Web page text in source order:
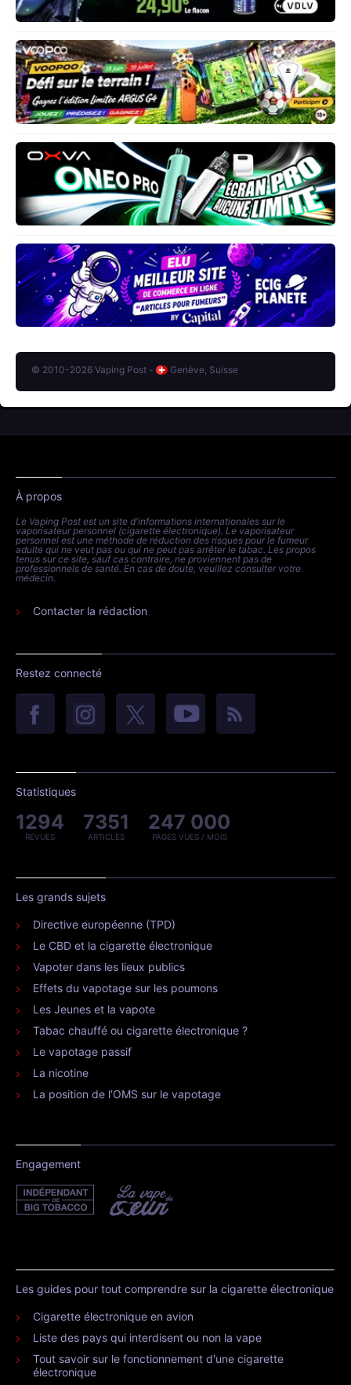
© 2010-2026 Vaping Post - Genève, Suisse
À propos
Le Vaping Post est un site d'informations internationales sur le
vaporisateur personnel (cigarette électronique). Le vaporisateur
personnel est une méthode de réduction des risques pour le fumeur
adulte qui ne veut pas ou qui ne peut pas arrêter le tabac. Les propos
tenus sur ce site, sauf cas contraire, ne proviennent pas de
professionnels de santé. En cas de doute, veuillez consulter votre
médecin.
Contacter la rédaction
Restez connecté
Statistiques
1294
REVUES
7351
ARTICLES
247 000
PAGES VUES / MOIS
Les grands sujets
Directive européenne (TPD)
Le CBD et la cigarette électronique
Vapoter dans les lieux publics
Effets du vapotage sur les poumons
Les Jeunes et la vapote
Tabac chauffé ou cigarette électronique ?
Le vapotage passif
La nicotine
La position de l’OMS sur le vapotage
Engagement
Les guides pour tout comprendre sur la cigarette électronique
Cigarette électronique en avion
Liste des pays qui interdisent ou non la vape
Tout savoir sur le fonctionnement d'une cigarette
électronique